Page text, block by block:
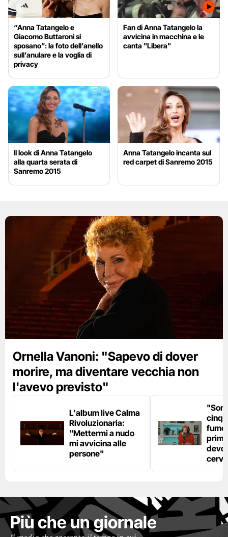
“Anna Tatangelo e
Giacomo Buttaroni si
sposano”: la foto dell’anello
sull’anulare e la voglia di
privacy
Fan di Anna Tatangelo la
avvicina in macchina e le
canta "Libera"
Il look di Anna Tatangelo
alla quarta serata di
Sanremo 2015
Anna Tatangelo incanta sul
red carpet di Sanremo 2015
Ornella Vanoni: "Sapevo di dover
morire, ma diventare vecchia non
l'avevo previsto"
L'album live Calma
Rivoluzionaria:
"Mettermi a nudo
mi avvicina alle
persone"
fumo
devo
Più che un giornale